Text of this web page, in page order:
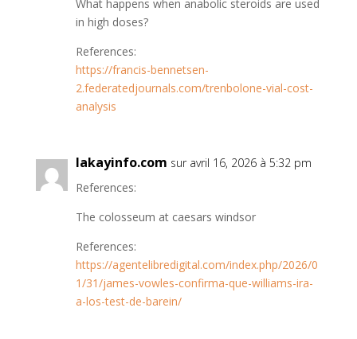
What happens when anabolic steroids are used
in high doses?
References:
https://francis-bennetsen-
2.federatedjournals.com/trenbolone-vial-cost-
analysis
lakayinfo.com sur avril 16, 2026 à 5:32 pm
References:
The colosseum at caesars windsor
References:
https://agentelibredigital.com/index.php/2026/0
1/31/james-vowles-confirma-que-williams-ira-
a-los-test-de-barein/